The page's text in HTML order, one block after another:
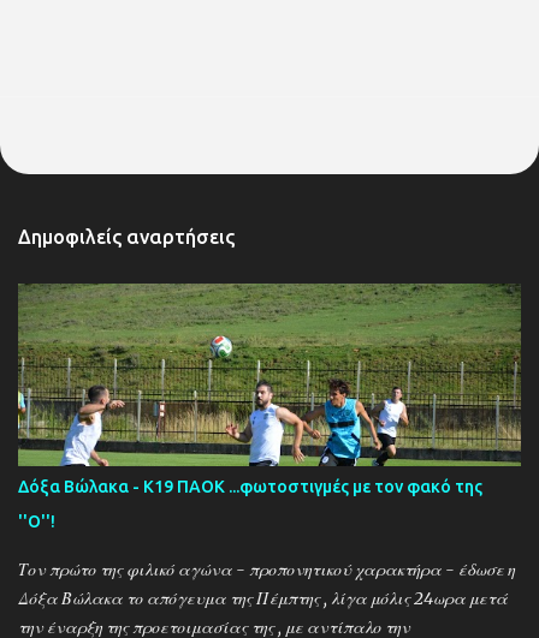
Δημοφιλείς αναρτήσεις
Δόξα Βώλακα - Κ19 ΠΑΟΚ ...φωτοστιγμές με τον φακό της
''Ο''!
Τον πρώτο της φιλικό αγώνα - προπονητικού χαρακτήρα - έδωσε η
Δόξα Βώλακα το απόγευμα της Πέμπτης , λίγα μόλις 24ωρα μετά
την έναρξη της προετοιμασίας της , με αντίπαλο την